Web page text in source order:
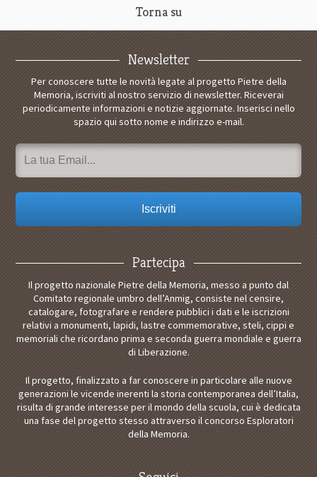
Torna su
Newsletter
Per conoscere tutte le novità legate al progetto Pietre della
Memoria, iscriviti al nostro servizio di newsletter. Riceverai
periodicamente informazioni e notizie aggiornate. Inserisci nello
spazio qui sotto nome e indirizzo e-mail.
Partecipa
Il progetto nazionale Pietre della Memoria, messo a punto dal
Comitato regionale umbro dell’Anmig, consiste nel censire,
catalogare, fotografare e rendere pubblici i dati e le iscrizioni
relativi a monumenti, lapidi, lastre commemorative, steli, cippi e
memoriali che ricordano prima e seconda guerra mondiale e guerra
di Liberazione.
Il progetto, finalizzato a far conoscere in particolare alle nuove
generazioni le vicende inerenti la storia contemporanea dell’Italia,
risulta di grande interesse per il mondo della scuola, cui è dedicata
una fase del progetto stesso attraverso il concorso Esploratori
della Memoria.